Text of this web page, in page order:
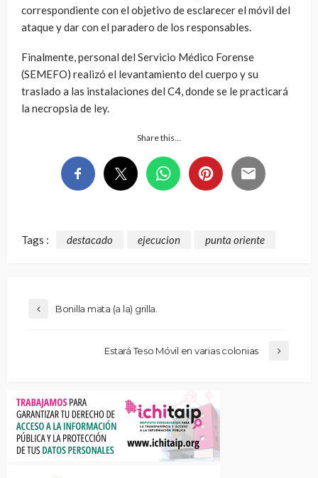
correspondiente con el objetivo de esclarecer el móvil del
ataque y dar con el paradero de los responsables.
Finalmente, personal del Servicio Médico Forense
(SEMEFO) realizó el levantamiento del cuerpo y su
traslado a las instalaciones del C4, donde se le practicará
la necropsia de ley.
Share this…
Tags : destacado ejecucion punta oriente
Bonilla mata (a la) grilla.
Estará Teso Móvil en varias colonias